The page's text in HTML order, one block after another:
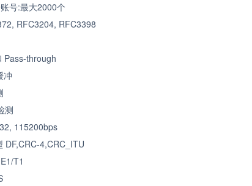
号:最大2000个
RFC3204, RFC3398
Pass-through
冲
测
115200bps
DF,CRC-4,CRC_ITU
T1